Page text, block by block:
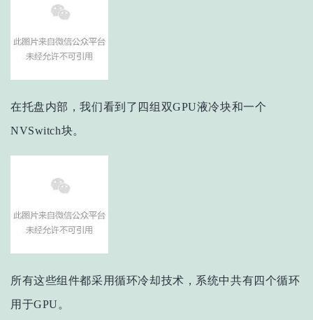
在托盘内部，我们看到了四组双GPU液冷块和一个
NVSwitch块。
所有这些组件都采用循环冷却技术，系统中共有四个循环
用于GPU。